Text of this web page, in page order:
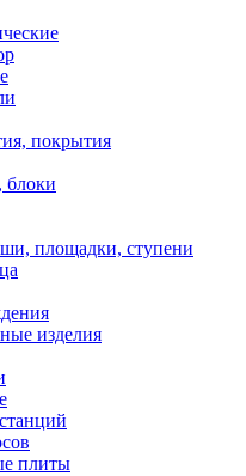
покрытия
блоки
площадки, ступени
изделия
плиты